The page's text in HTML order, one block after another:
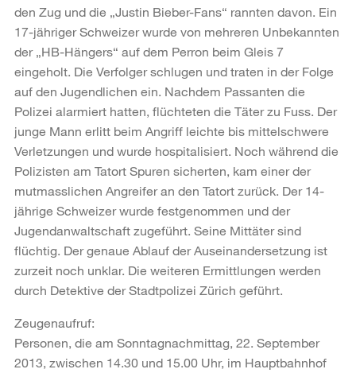
den Zug und die „Justin Bieber-Fans“ rannten davon. Ein
17-jähriger Schweizer wurde von mehreren Unbekannten
der „HB-Hängers“ auf dem Perron beim Gleis 7
eingeholt. Die Verfolger schlugen und traten in der Folge
auf den Jugendlichen ein. Nachdem Passanten die
Polizei alarmiert hatten, flüchteten die Täter zu Fuss. Der
junge Mann erlitt beim Angriff leichte bis mittelschwere
Verletzungen und wurde hospitalisiert. Noch während die
Polizisten am Tatort Spuren sicherten, kam einer der
mutmasslichen Angreifer an den Tatort zurück. Der 14-
jährige Schweizer wurde festgenommen und der
Jugendanwaltschaft zugeführt. Seine Mittäter sind
flüchtig. Der genaue Ablauf der Auseinandersetzung ist
zurzeit noch unklar. Die weiteren Ermittlungen werden
durch Detektive der Stadtpolizei Zürich geführt.
Zeugenaufruf:
Personen, die am Sonntagnachmittag, 22. September
2013, zwischen 14.30 und 15.00 Uhr, im Hauptbahnhof